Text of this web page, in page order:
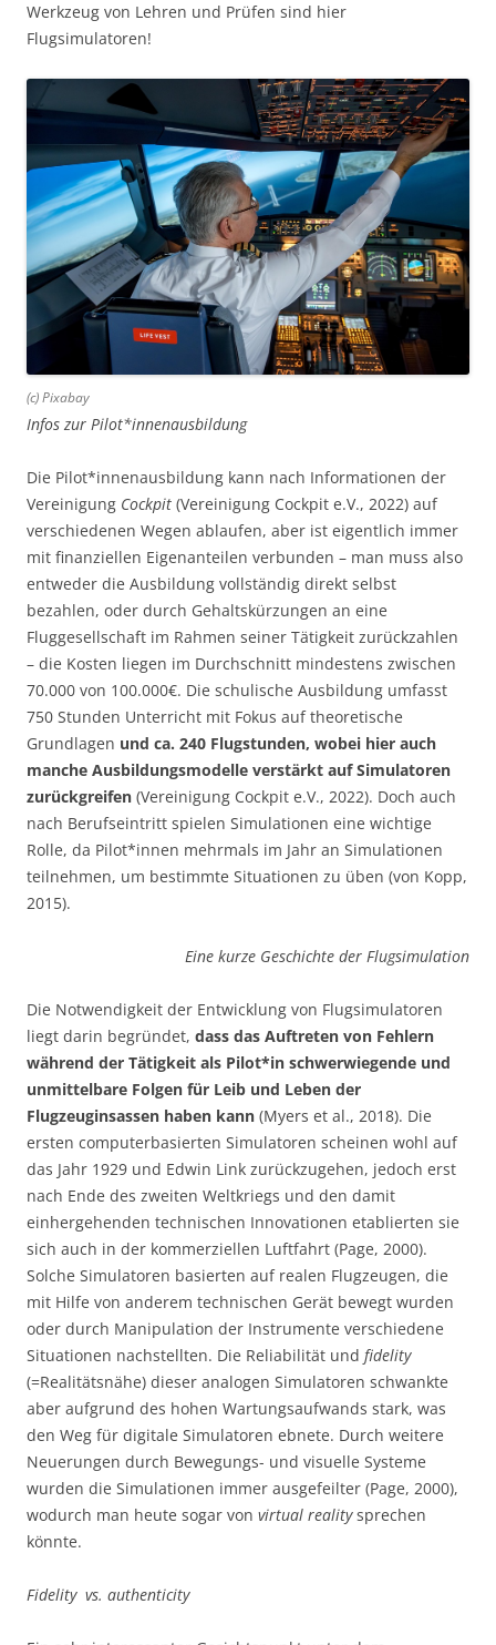
Werkzeug von Lehren und Prüfen sind hier
Flugsimulatoren!
(c) Pixabay
Infos zur Pilot*innenausbildung
Die Pilot*innenausbildung kann nach Informationen der
Vereinigung Cockpit (Vereinigung Cockpit e.V., 2022) auf
verschiedenen Wegen ablaufen, aber ist eigentlich immer
mit finanziellen Eigenanteilen verbunden – man muss also
entweder die Ausbildung vollständig direkt selbst
bezahlen, oder durch Gehaltskürzungen an eine
Fluggesellschaft im Rahmen seiner Tätigkeit zurückzahlen
– die Kosten liegen im Durchschnitt mindestens zwischen
70.000 von 100.000€. Die schulische Ausbildung umfasst
750 Stunden Unterricht mit Fokus auf theoretische
Grundlagen und ca. 240 Flugstunden, wobei hier auch
manche Ausbildungsmodelle verstärkt auf Simulatoren
zurückgreifen (Vereinigung Cockpit e.V., 2022). Doch auch
nach Berufseintritt spielen Simulationen eine wichtige
Rolle, da Pilot*innen mehrmals im Jahr an Simulationen
teilnehmen, um bestimmte Situationen zu üben (von Kopp,
2015).
Eine kurze Geschichte der Flugsimulation
Die Notwendigkeit der Entwicklung von Flugsimulatoren
liegt darin begründet, dass das Auftreten von Fehlern
während der Tätigkeit als Pilot*in schwerwiegende und
unmittelbare Folgen für Leib und Leben der
Flugzeuginsassen haben kann (Myers et al., 2018). Die
ersten computerbasierten Simulatoren scheinen wohl auf
das Jahr 1929 und Edwin Link zurückzugehen, jedoch erst
nach Ende des zweiten Weltkriegs und den damit
einhergehenden technischen Innovationen etablierten sie
sich auch in der kommerziellen Luftfahrt (Page, 2000).
Solche Simulatoren basierten auf realen Flugzeugen, die
mit Hilfe von anderem technischen Gerät bewegt wurden
oder durch Manipulation der Instrumente verschiedene
Situationen nachstellten. Die Reliabilität und fidelity
(=Realitätsnähe) dieser analogen Simulatoren schwankte
aber aufgrund des hohen Wartungsaufwands stark, was
den Weg für digitale Simulatoren ebnete. Durch weitere
Neuerungen durch Bewegungs- und visuelle Systeme
wurden die Simulationen immer ausgefeilter (Page, 2000),
wodurch man heute sogar von virtual realitysprechen
könnte.
Fidelity vs. authenticity